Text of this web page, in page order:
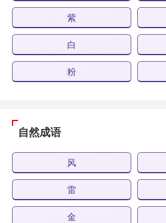
紫
白
粉
自然成语
风
雷
金